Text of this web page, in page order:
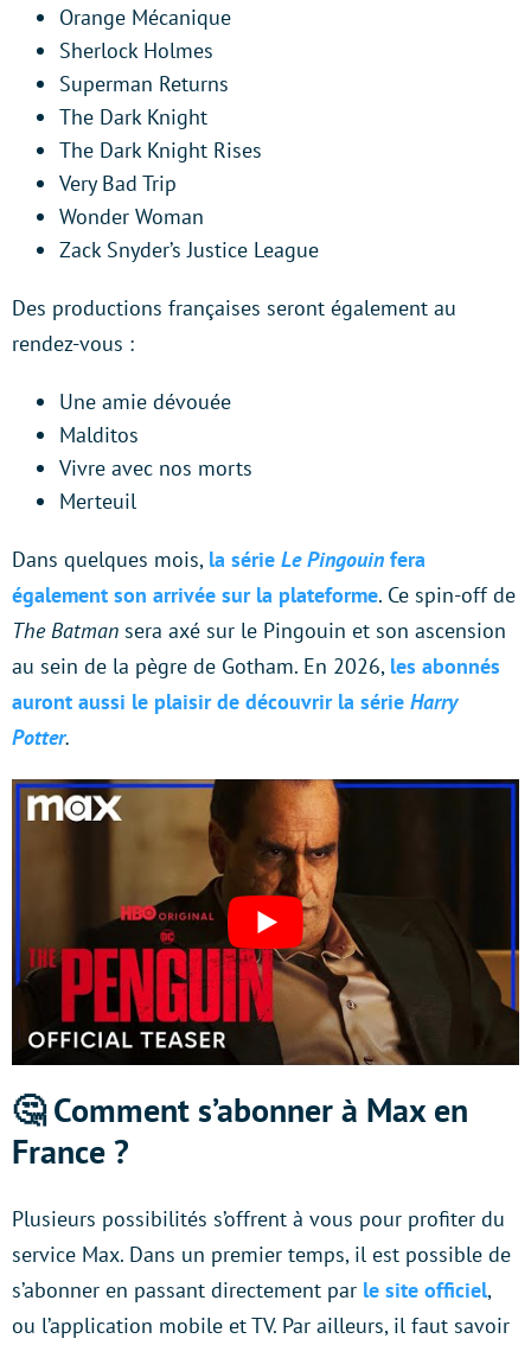
Orange Mécanique
Sherlock Holmes
Superman Returns
The Dark Knight
The Dark Knight Rises
Very Bad Trip
Wonder Woman
Zack Snyder’s Justice League
Des productions françaises seront également au
rendez-vous :
Une amie dévouée
Malditos
Vivre avec nos morts
Merteuil
Dans quelques mois, la série Le Pingouin fera
également son arrivée sur la plateforme. Ce spin-off de
The Batman sera axé sur le Pingouin et son ascension
au sein de la pègre de Gotham. En 2026, les abonnés
auront aussi le plaisir de découvrir la série Harry
Potter.
🤔 Comment s’abonner à Max en
France ?
Plusieurs possibilités s’offrent à vous pour profiter du
service Max. Dans un premier temps, il est possible de
s’abonner en passant directement par le site officiel,
ou l’application mobile et TV. Par ailleurs, il faut savoir